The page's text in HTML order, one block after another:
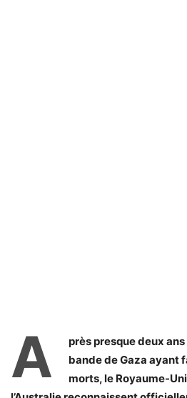
A
près presque deux
bande de Gaza ayant
morts, le Royaume-